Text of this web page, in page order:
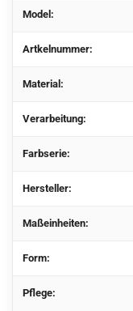
Model:
Artkelnummer:
Material:
Verarbeitung:
Farbserie:
Hersteller:
Maßeinheiten:
Form:
Pflege: